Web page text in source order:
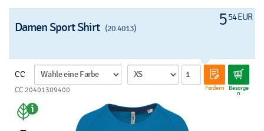
554 EUR
Damen Sport Shirt (20.4013)
CC
Fordern Besorge
n
CC 20401309400